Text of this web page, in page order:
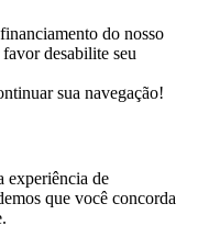
do nosso
desabilite seu
sua navegação!
experiência de
que você concorda